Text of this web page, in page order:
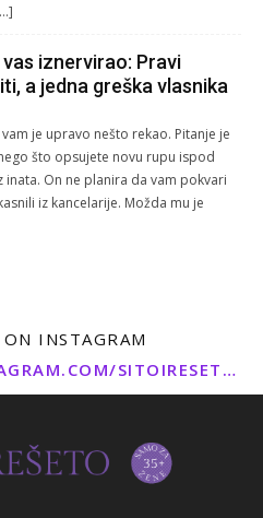
iznervirao: Pravi
a jedna greška vlasnika
je upravo nešto rekao. Pitanje je
što opsujete novu rupu ispod
inata. On ne planira da vam pokvari
iz kancelarije. Možda mu je
INSTAGRAM
@HTTPS://WWW.INSTAGRAM.COM/SITOIRESETO/